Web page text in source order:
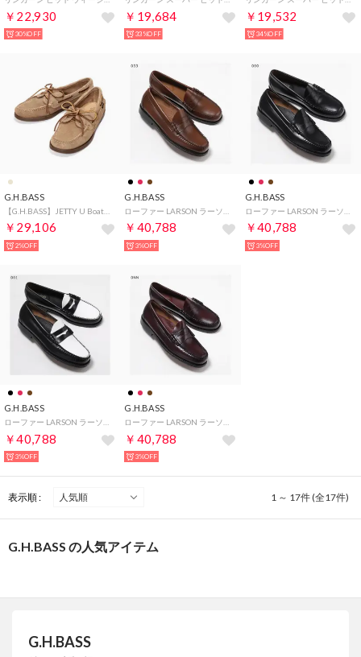
￥22,930
30%OFF
￥19,684
33%OFF
￥19,532
34%OFF
G.H.BASS
￥29,106
2%OFF
G.H.BASS
￥40,788
3%OFF
G.H.BASS
￥40,788
3%OFF
G.H.BASS
￥40,788
3%OFF
G.H.BASS
￥40,788
3%OFF
表示順 : 1 ～ 17件 (全17件)
G.H.BASS の人気アイテム
G.H.BASS